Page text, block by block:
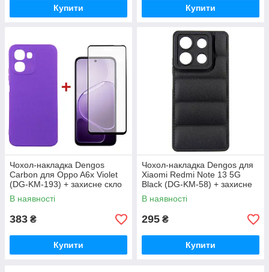
Купити Купити
Чохол-накладка Dengos
Carbon для Oppo A6x Violet
(DG-KM-193) + захисне скло
В наявності
383 ₴
Купити
Чохол-накладка Dengos для
Xiaomi Redmi Note 13 5G
Black (DG-KM-58) + захисне
скло
В наявності
295 ₴
Купити